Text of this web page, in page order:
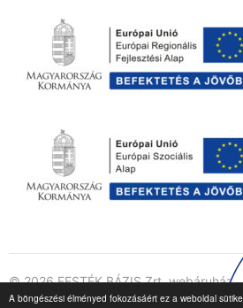
A böngészési élményed fokozásáért ez a weboldal
© 2026 FESTÉK BÁZIS Zrt. webáruház
fenntartva